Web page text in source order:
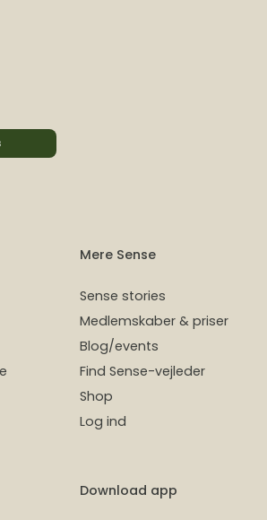
Mere Sense
Sense stories
Medlemskaber & priser
Blog/events
Find Sense-vejleder
Shop
Log ind
Download app